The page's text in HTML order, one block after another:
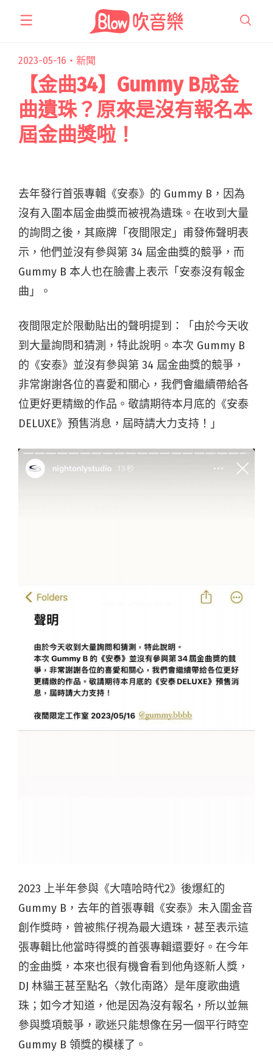
2023-05-16・ 新聞
【金曲34】Gummy B成金
曲遺珠？原來是沒有報名本
屆金曲獎啦！
去年發行首張專輯《安泰》的 Gummy B，因為
沒有入圍本屆金曲獎而被視為遺珠。在收到大量
的詢問之後，其廠牌「夜間限定」甫發佈聲明表
示，他們並沒有參與第 34 屆金曲獎的競爭，而
Gummy B 本人也在臉書上表示「安泰沒有報金
曲」。
夜間限定於限動貼出的聲明提到：「由於今天收
到大量詢問和猜測，特此說明。本次 Gummy B
的《安泰》並沒有參與第 34 屆金曲獎的競爭，
非常謝謝各位的喜愛和關心，我們會繼續帶給各
位更好更精緻的作品。敬請期待本月底的《安泰
DELUXE》預售消息，屆時請大力支持！」
2023 上半年參與《大嘻哈時代2》後爆紅的
Gummy B，去年的首張專輯《安泰》未入圍金音
創作獎時，曾被熊仔視為最大遺珠，甚至表示這
張專輯比他當時得獎的首張專輯還要好。在今年
的金曲獎，本來也很有機會看到他角逐新人獎，
DJ 林貓王甚至點名〈敦化南路〉是年度歌曲遺
珠；如今才知道，他是因為沒有報名，所以並無
參與獎項競爭，歌迷只能想像在另一個平行時空
Gummy B 領獎的模樣了。